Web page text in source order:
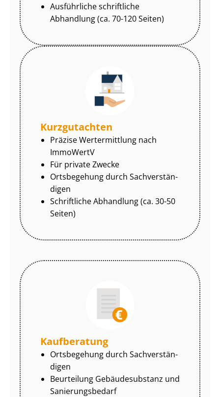
Ausführliche schriftliche
Abhandlung (ca. 70-120 Seiten)
Kurzgutachten
Präzise Wertermittlung nach
ImmoWertV
Für private Zwecke
Ortsbegehung durch Sach­ver­stän­
di­gen
Schriftliche Abhandlung (ca. 30-50
Seiten)
Kaufberatung
Ortsbegehung durch Sach­ver­stän­
di­gen
Beurteilung Gebäudesubstanz und
Sa­nie­rungs­be­darf